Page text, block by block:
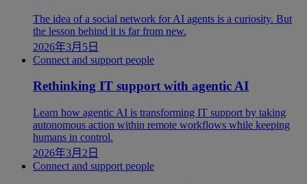
The idea of a social network for AI agents is a curiosity. But
the lesson behind it is far from new.
2026年3月5日
Connect and support people
Rethinking IT support with agentic AI
Learn how agentic AI is transforming IT support by taking
autonomous action within remote workflows while keeping
humans in control.
2026年3月2日
Connect and support people